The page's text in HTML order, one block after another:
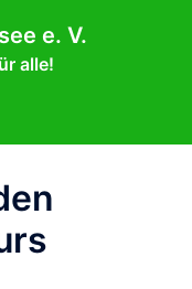
e. V.
alle!